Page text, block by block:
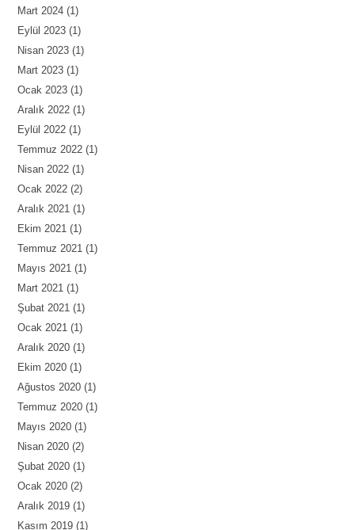
Mart 2024(1)
Eylül 2023(1)
Nisan 2023(1)
Mart 2023(1)
Ocak 2023(1)
Aralık 2022(1)
Eylül 2022(1)
Temmuz 2022(1)
Nisan 2022(1)
Ocak 2022(2)
Aralık 2021(1)
Ekim 2021(1)
Temmuz 2021(1)
Mayıs 2021(1)
Mart 2021(1)
Şubat 2021(1)
Ocak 2021(1)
Aralık 2020(1)
Ekim 2020(1)
Ağustos 2020(1)
Temmuz 2020(1)
Mayıs 2020(1)
Nisan 2020(2)
Şubat 2020(1)
Ocak 2020(2)
Aralık 2019(1)
Kasım 2019(1)